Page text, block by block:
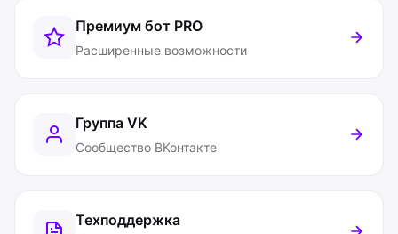
Премиум бот PRO
Расширенные возможности
Группа VK
Сообщество ВКонтакте
Техподдержка